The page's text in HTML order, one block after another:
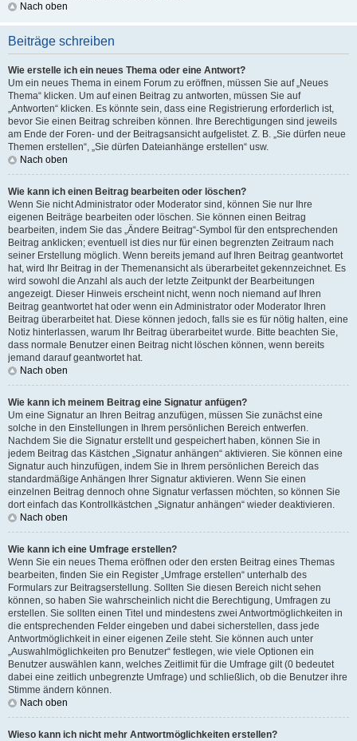
Nach oben
Beiträge schreiben
Wie erstelle ich ein neues Thema oder eine Antwort?
Um ein neues Thema in einem Forum zu eröffnen, müssen Sie auf „Neues
Thema“ klicken. Um auf einen Beitrag zu antworten, müssen Sie auf
„Antworten“ klicken. Es könnte sein, dass eine Registrierung erforderlich ist,
bevor Sie einen Beitrag schreiben können. Ihre Berechtigungen sind jeweils
am Ende der Foren- und der Beitragsansicht aufgelistet. Z. B. „Sie dürfen neue
Themen erstellen“, „Sie dürfen Dateianhänge erstellen“ usw.
Nach oben
Wie kann ich einen Beitrag bearbeiten oder löschen?
Wenn Sie nicht Administrator oder Moderator sind, können Sie nur Ihre
eigenen Beiträge bearbeiten oder löschen. Sie können einen Beitrag
bearbeiten, indem Sie das „Ändere Beitrag“-Symbol für den entsprechenden
Beitrag anklicken; eventuell ist dies nur für einen begrenzten Zeitraum nach
seiner Erstellung möglich. Wenn bereits jemand auf Ihren Beitrag geantwortet
hat, wird Ihr Beitrag in der Themenansicht als überarbeitet gekennzeichnet. Es
wird sowohl die Anzahl als auch der letzte Zeitpunkt der Bearbeitungen
angezeigt. Dieser Hinweis erscheint nicht, wenn noch niemand auf Ihren
Beitrag geantwortet hat oder wenn ein Administrator oder Moderator Ihren
Beitrag überarbeitet hat. Diese können jedoch, falls sie es für nötig halten, eine
Notiz hinterlassen, warum Ihr Beitrag überarbeitet wurde. Bitte beachten Sie,
dass normale Benutzer einen Beitrag nicht löschen können, wenn bereits
jemand darauf geantwortet hat.
Nach oben
Wie kann ich meinem Beitrag eine Signatur anfügen?
Um eine Signatur an Ihren Beitrag anzufügen, müssen Sie zunächst eine
solche in den Einstellungen in Ihrem persönlichen Bereich entwerfen.
Nachdem Sie die Signatur erstellt und gespeichert haben, können Sie in
jedem Beitrag das Kästchen „Signatur anhängen“ aktivieren. Sie können eine
Signatur auch hinzufügen, indem Sie in Ihrem persönlichen Bereich das
standardmäßige Anhängen Ihrer Signatur aktivieren. Wenn Sie einen
einzelnen Beitrag dennoch ohne Signatur verfassen möchten, so können Sie
dort einfach das Kontrollkästchen „Signatur anhängen“ wieder deaktivieren.
Nach oben
Wie kann ich eine Umfrage erstellen?
Wenn Sie ein neues Thema eröffnen oder den ersten Beitrag eines Themas
bearbeiten, finden Sie ein Register „Umfrage erstellen“ unterhalb des
Formulars zur Beitragserstellung. Sollten Sie diesen Bereich nicht sehen
können, so haben Sie wahrscheinlich nicht die Berechtigung, Umfragen zu
erstellen. Sie sollten einen Titel und mindestens zwei Antwortmöglichkeiten in
die entsprechenden Felder eingeben und dabei sicherstellen, dass jede
Antwortmöglichkeit in einer eigenen Zeile steht. Sie können auch unter
„Auswahlmöglichkeiten pro Benutzer“ festlegen, wie viele Optionen ein
Benutzer auswählen kann, welches Zeitlimit für die Umfrage gilt (0 bedeutet
dabei eine zeitlich unbegrenzte Umfrage) und schließlich, ob die Benutzer ihre
Stimme ändern können.
Nach oben
Wieso kann ich nicht mehr Antwortmöglichkeiten erstellen?